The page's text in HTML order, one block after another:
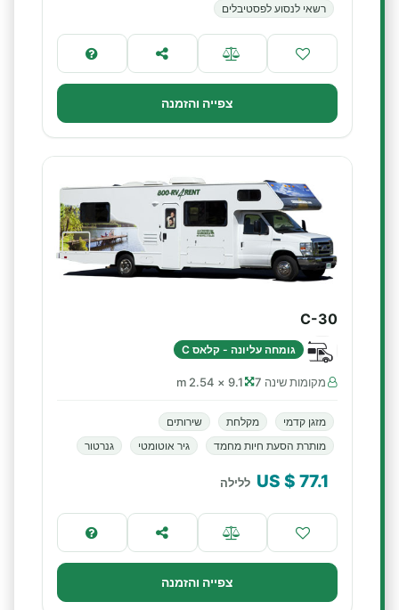
רשאי לנסוע לפסטיבלים
צפייה והזמנה
C-30
גומחה עליונה - קלאס C
מקומות שינה 7 9.1 × 2.54 m
מזגן קדמי מקלחת
שירותים
מותרת הסעת חיות מחמד
גיר אוטומטי גנרטור
77.1
$ US ללילה
צפייה והזמנה